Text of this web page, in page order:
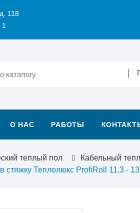
118
О НАС РАБОТЫ
теплый пол Кабельный
стяжку Теплолюкс ProfiRoll 11.3 -